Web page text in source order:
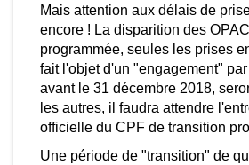
Mais attention aux délais de
encore ! La disparition des
programmée, seules les prises
fait l'objet d'un "engagement"
avant le 31 décembre 2018,
les autres, il faudra attendre
officielle du CPF de transition
Une période de "transition" de
attention aux délais de prise en charge,
! La disparition des OPACIF étant
seules les prises en charge qui
l'objet d'un "engagement" par un
décembre 2018, seront assurées. Pour
il faudra attendre l'entrée en vigueur
CPF de transition professionnelle.